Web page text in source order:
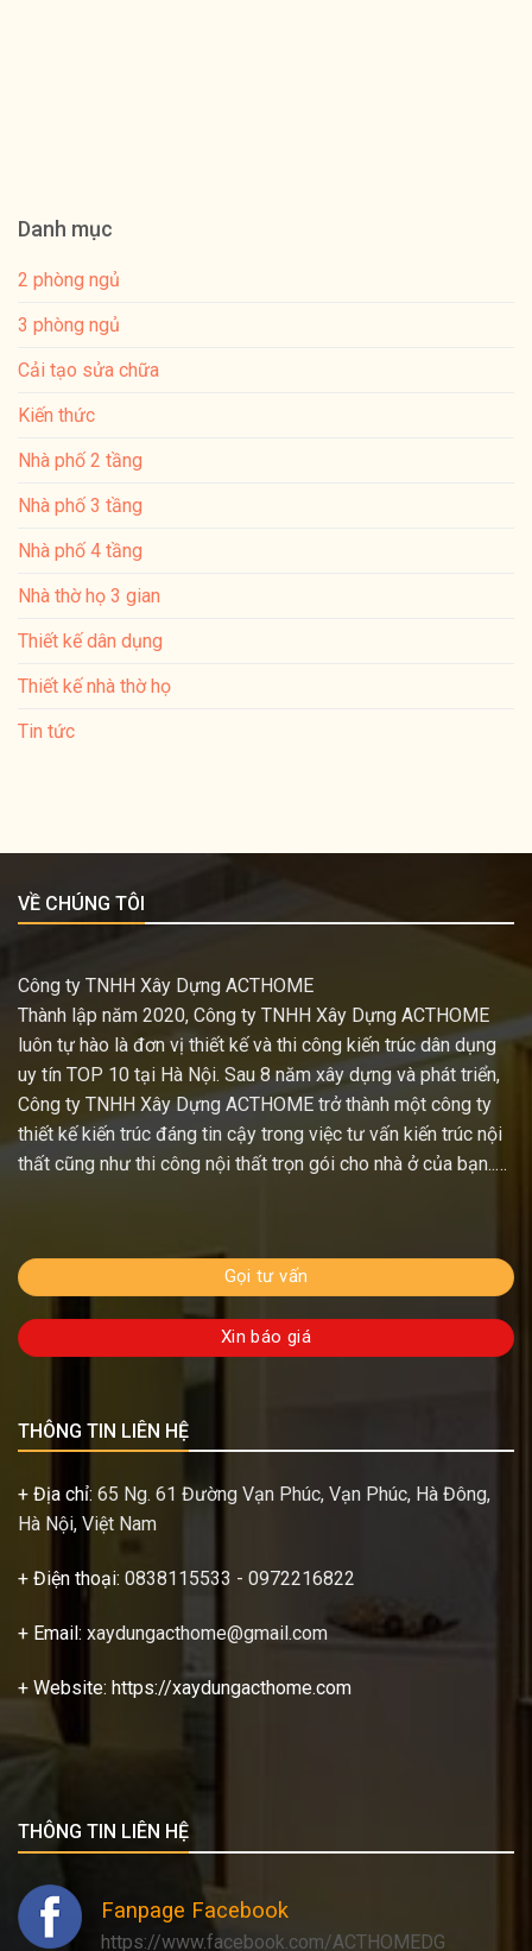
Danh mục
2 phòng ngủ
3 phòng ngủ
Cải tạo sửa chữa
Kiến thức
Nhà phố 2 tầng
Nhà phố 3 tầng
Nhà phố 4 tầng
Nhà thờ họ 3 gian
Thiết kế dân dụng
Thiết kế nhà thờ họ
Tin tức
VỀ CHÚNG TÔI
Công ty TNHH Xây Dựng ACTHOME
Thành lập năm 2020, Công ty TNHH Xây Dựng ACTHOME
luôn tự hào là đơn vị thiết kế và thi công kiến trúc dân dụng
uy tín TOP 10 tại Hà Nội. Sau 8 năm xây dựng và phát triển,
Công ty TNHH Xây Dựng ACTHOME trở thành một công ty
thiết kế kiến trúc đáng tin cậy trong việc tư vấn kiến trúc nội
thất cũng như thi công nội thất trọn gói cho nhà ở của bạn..…
Gọi tư vấn
Xin báo giá
THÔNG TIN LIÊN HỆ
+ Địa chỉ: 65 Ng. 61 Đường Vạn Phúc, Vạn Phúc, Hà Đông,
Hà Nội, Việt Nam
+ Điện thoại: 0838115533 - 0972216822
+ Email: xaydungacthome@gmail.com
+ Website: https://xaydungacthome.com
THÔNG TIN LIÊN HỆ
Fanpage Facebook
https://www.facebook.com/ACTHOMEDG